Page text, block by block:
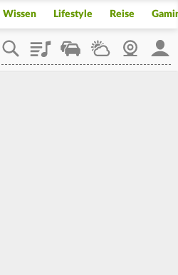
Wissen Lifestyle Reise
PlaylistStaupilotWetterWebcam